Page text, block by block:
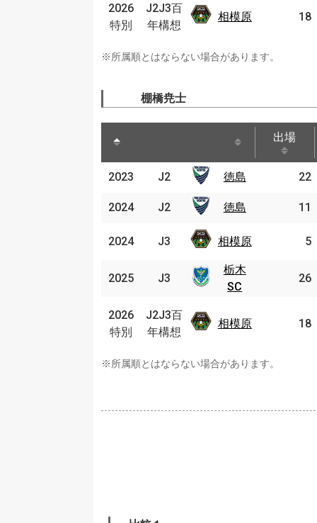
2026
特別
百年
構想
原
18
2026
特別
J2J3百
年構想
相模原
※所属順とはならない場合があります。
棚橋尭士
出場
2023 徳島 22
2024 徳島 11
2024
相模
原
5
2025
栃木
SC
26
2026
特別
百年
構想
相模
原
18
2023 J2 徳島
2024 J2 徳島
2024 J3 相模原
2025 J3
栃木
SC
2026
特別
J2J3百
年構想
相模原
※所属順とはならない場合があります。